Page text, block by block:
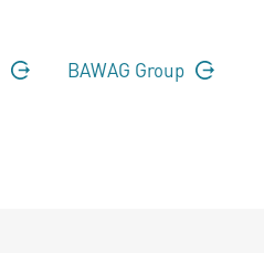
BAWAG Group